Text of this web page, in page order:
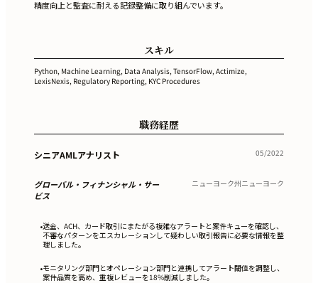
精度向上と監査に耐える記録整備に取り組んでいます。
スキル
Python, Machine Learning, Data Analysis, TensorFlow, Actimize,
LexisNexis, Regulatory Reporting, KYC Procedures
職務経歴
シニアAMLアナリスト 05/2022
グローバル・フィナンシャル・サー
ビス
ニューヨーク州ニューヨーク
•送金、ACH、カード取引にまたがる複雑なアラートと案件キューを確認し、
不審なパターンをエスカレーションして疑わしい取引報告に必要な情報を整
理しました。
•モニタリング部門とオペレーション部門と連携してアラート閾値を調整し、
案件品質を高め、重複レビューを18%削減しました。